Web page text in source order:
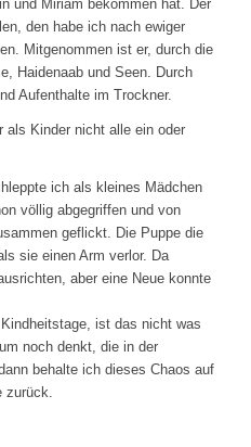
und Miriam bekommen hat. Der
den habe ich nach ewiger
Mitgenommen ist er, durch die
Haidenaab und Seen. Durch
Aufenthalte im Trockner.
als Kinder nicht alle ein oder
ich als kleines Mädchen
völlig abgegriffen und von
geflickt. Die Puppe die
sie einen Arm verlor. Da
aber eine Neue konnte
ist das nicht was
noch denkt, die in der
behalte ich dieses Chaos auf
zurück.